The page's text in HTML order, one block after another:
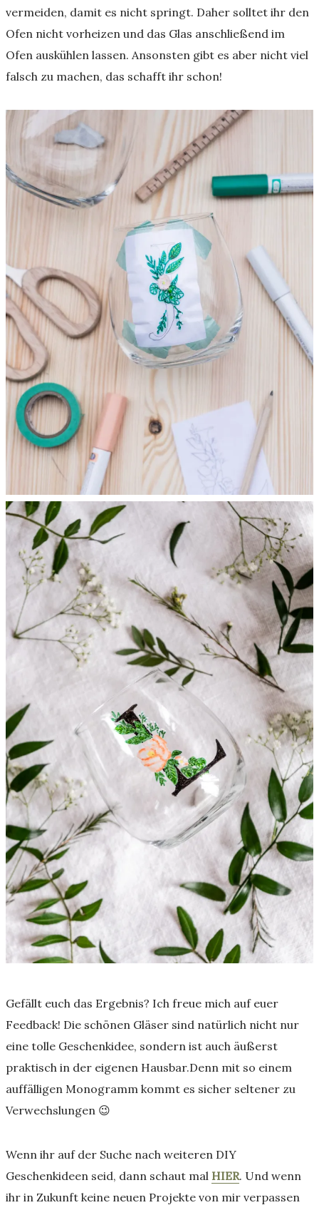
vermeiden, damit es nicht springt. Daher solltet ihr den
Ofen nicht vorheizen und das Glas anschließend im
Ofen auskühlen lassen. Ansonsten gibt es aber nicht viel
falsch zu machen, das schafft ihr schon!
Gefällt euch das Ergebnis? Ich freue mich auf euer
Feedback! Die schönen Gläser sind natürlich nicht nur
eine tolle Geschenkidee, sondern ist auch äußerst
praktisch in der eigenen Hausbar.Denn mit so einem
auffälligen Monogramm kommt es sicher seltener zu
Verwechslungen 😉
Wenn ihr auf der Suche nach weiteren DIY
Geschenkideen seid, dann schaut mal HIER. Und wenn
ihr in Zukunft keine neuen Projekte von mir verpassen